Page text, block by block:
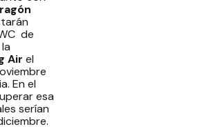
de
Air el
En el
esa
serían